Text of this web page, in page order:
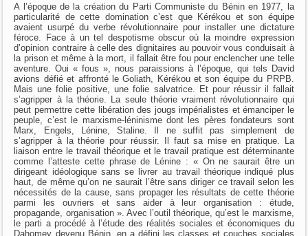
A l’époque de la création du Parti Communiste du Bénin en 1977, la
particularité de cette domination c’est que Kérékou et son équipe
avaient usurpé du verbe révolutionnaire pour installer une dictature
féroce. Face à un tel despotisme obscur où la moindre expression
d’opinion contraire à celle des dignitaires au pouvoir vous conduisait à
la prison et même à la mort, il fallait être fou pour enclencher une telle
aventure. Oui « fous », nous paraissions à l’époque, qui tels David
avions défié et affronté le Goliath, Kérékou et son équipe du PRPB.
Mais une folie positive, une folie salvatrice. Et pour réussir il fallait
s’agripper à la théorie. La seule théorie vraiment révolutionnaire qui
peut permettre cette libération des jougs impérialistes et émanciper le
peuple, c’est le marxisme-léninisme dont les pères fondateurs sont
Marx, Engels, Lénine, Staline. Il ne suffit pas simplement de
s’agripper à la théorie pour réussir. Il faut sa mise en pratique. La
liaison entre le travail théorique et le travail pratique est déterminante
comme l’atteste cette phrase de Lénine : « On ne saurait être un
dirigeant idéologique sans se livrer au travail théorique indiqué plus
haut, de même qu’on ne saurait l’être sans diriger ce travail selon les
nécessités de la cause, sans propager les résultats de cette théorie
parmi les ouvriers et sans aider à leur organisation : étude,
propagande, organisation ». Avec l’outil théorique, qu’est le marxisme,
le parti a procédé à l’étude des réalités sociales et économiques du
Dahomey devenu Bénin, en a défini les classes et couches sociales